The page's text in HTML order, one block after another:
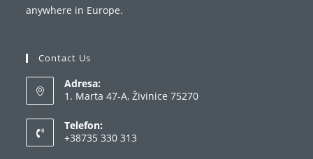
anywhere in Europe.
Contact Us
Adresa:
1. Marta 47-A, Živinice 75270
Telefon:
+38735 330 313